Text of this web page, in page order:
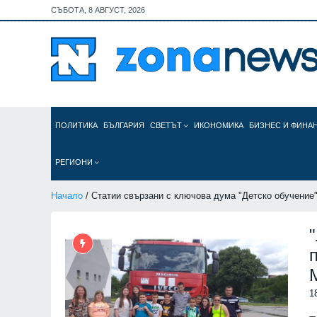
СЪБОТА, 8 АВГУСТ, 2026
ПОЛИТИКА БЪЛГАРИЯ СВЕТЪТ ИКОНОМИКА БИЗНЕС И
РЕГИОНИ
Начало / Статии свързани с ключова дума "Детско обучение"